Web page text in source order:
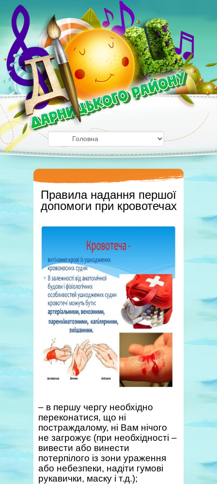
Правила надання першої
допомоги при кровотечах
– в першу чергу необхідно
переконатися, що ні
постраждалому, ні Вам нічого
не загрожує (при необхідності –
вивести або винести
потерпілого із зони ураження
або небезпеки, надіти гумові
рукавички, маску і т.д.);